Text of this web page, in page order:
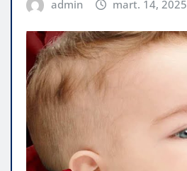
admin mart. 14, 2025